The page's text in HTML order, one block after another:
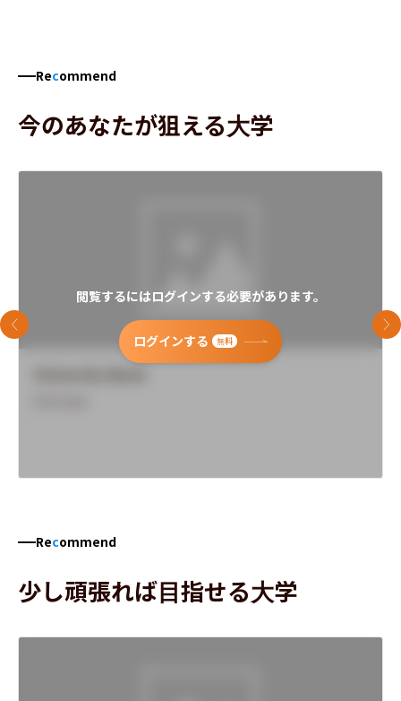
Recommend
今のあなたが狙える大学
閲覧するにはログインする必要があります。
ログインする 無料
前のスライド 次
Recommend
少し頑張れば目指せる大学